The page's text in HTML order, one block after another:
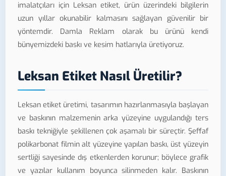
imalatçıları için Leksan etiket, ürün üzerindeki bilgilerin
uzun yıllar okunabilir kalmasını sağlayan güvenilir bir
yöntemdir. Damla Reklam olarak bu ürünü kendi
bünyemizdeki baskı ve kesim hatlarıyla üretiyoruz.
Leksan Etiket Nasıl Üretilir?
Leksan etiket üretimi, tasarımın hazırlanmasıyla başlayan
ve baskının malzemenin arka yüzeyine uygulandığı ters
baskı tekniğiyle şekillenen çok aşamalı bir süreçtir. Şeffaf
polikarbonat filmin alt yüzeyine yapılan baskı, üst yüzeyin
sertliği sayesinde dış etkenlerden korunur; böylece grafik
ve yazılar kullanım boyunca silinmeden kalır. Baskının